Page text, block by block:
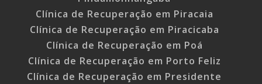
Clínica de Recuperação em Piracaia
Clínica de Recuperação em Piracicaba
Clínica de Recuperação em Poá
Clínica de Recuperação em Porto Feliz
Clínica de Recuperação em Presidente